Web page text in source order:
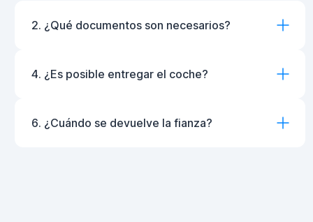
2. ¿Qué documentos son necesarios?
4. ¿Es posible entregar el coche?
6. ¿Cuándo se devuelve la fianza?